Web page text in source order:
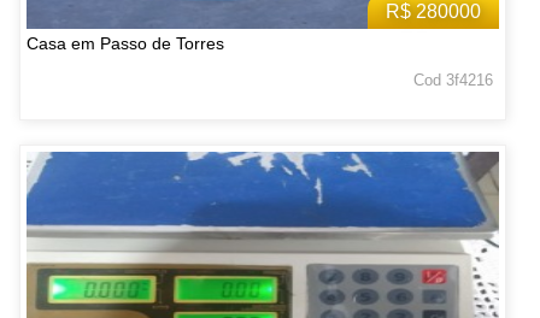
R$ 280000
Casa em Passo de Torres
Cod 3f4216